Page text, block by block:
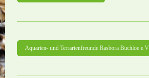
Aquarien- und Terrarienfreunde Rasbora Buchloe e.V